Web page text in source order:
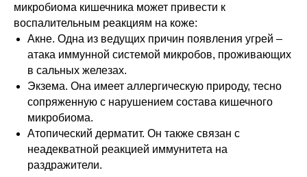
микробиома кишечника может привести к
воспалительным реакциям на коже:
Акне. Одна из ведущих причин появления угрей –
атака иммунной системой микробов, проживающих
в сальных железах.
Экзема. Она имеет аллергическую природу, тесно
сопряженную с нарушением состава кишечного
микробиома.
Атопический дерматит. Он также связан с
неадекватной реакцией иммунитета на
раздражители.